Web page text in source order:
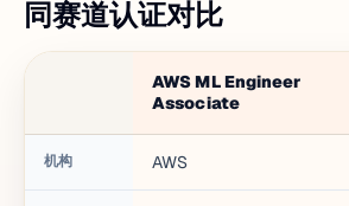
同赛道认证对比
AWS ML Engineer
Associate
机构 AWS